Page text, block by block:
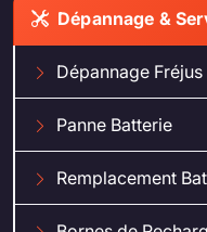
Dépannage &
Dépannage Fréjus
Panne Batterie
Remplacement